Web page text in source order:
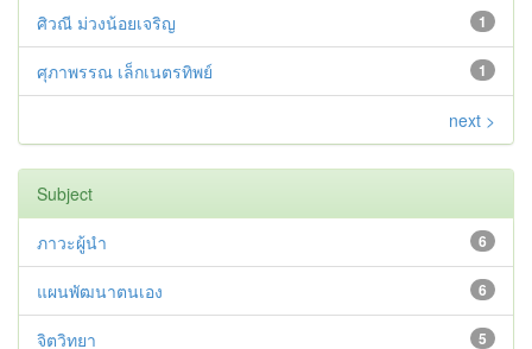
1
ศิวณี ม่วงน้อยเจริญ
1
ศุภาพรรณ เล็กเนตรทิพย์
next >
Subject
6
ภาวะผู้นำ
6
แผนพัฒนาตนเอง
5
จิตวิทยา